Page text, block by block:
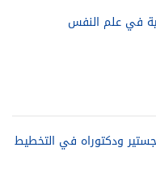
في علم النفس
ودكتوراه في التخطيط